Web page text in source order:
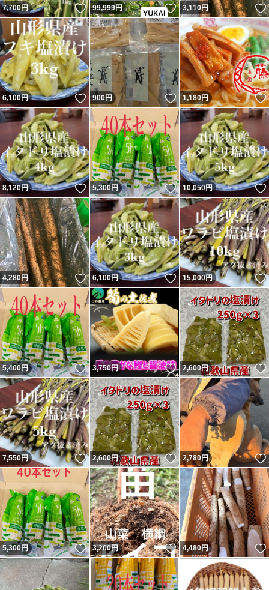
7,700円 いいね！
99,999円 いいね！
3,110円
6,100円 いいね！
900円 いいね！
1,180円
8,120円 いいね！
5,300円 いいね！
10,050円
4,280円 いいね！
6,100円 いいね！
15,000円
5,400円 いいね！
3,750円 いいね！
2,600円
7,550円 いいね！
2,600円 いいね！
2,780円
5,300円 いいね！
3,200円 いいね！
4,480円